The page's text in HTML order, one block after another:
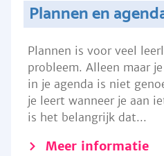
Plannen en
Plannen is voor veel
probleem. Alleen maar
in je agenda is niet
je leert wanneer je aan
is het belangrijk dat...
Meer informatie